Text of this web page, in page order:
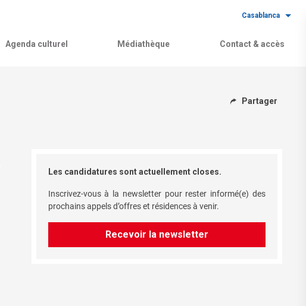
Casablanca
Agenda culturel Médiathèque Contact & accès
Partager
Les candidatures sont actuellement closes.
Inscrivez-vous à la newsletter pour rester informé(e) des
prochains appels d’offres et résidences à venir.
Recevoir la newsletter